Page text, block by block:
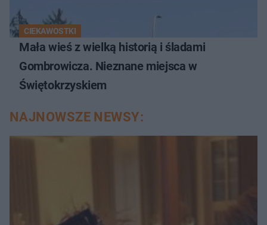
CIEKAWOSTKI
Mała wieś z wielką historią i śladami
Gombrowicza. Nieznane miejsca w
Świętokrzyskiem
NAJNOWSZE NEWSY: